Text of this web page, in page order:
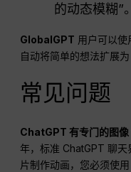
的动态模糊”
GlobalGPT 用户可以使
自动将简单的想法扩展
常见问题
ChatGPT 有专门的图像
年，标准 ChatGPT 聊天
片制作动画，您必须使用